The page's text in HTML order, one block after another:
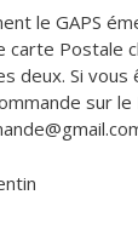
le GAPS
carte Postale
deux. Si
sur le